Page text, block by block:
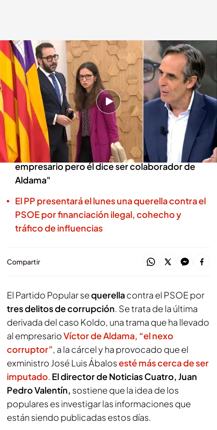
Juan Pedro Valentín analiza las informaciones que quiere investigar el PP
Redacción digital Noticias Cuatro Europa Press
14 OCT 2024 - 14:42h.
Juan Pedro Valentín indica que estas
informaciones no están acreditadas por la
Guardia Civil
Juan Pedro Valentín: “No sabemos quién es ese
empresario pero él dice ser colaborador de
Aldama"
El PP presentará el lunes una querella contra el
PSOE por financiación ilegal, cohecho y
tráfico de influencias
Compartir
El Partido Popular sequerellacontra el PSOE por
tres delitos de corrupción. Se trata de la última
derivada del caso Koldo, una trama que ha llevado
al empresarioVíctor de Aldama, “el nexo
corruptor”, a la cárcel y ha provocado que el
exministro José Luis Ábalosesté más cerca de ser
imputado. El director de Noticias Cuatro, Juan
Pedro Valentín, sostiene que la idea de los
populares es investigar las informaciones que
están siendo publicadas estos días.